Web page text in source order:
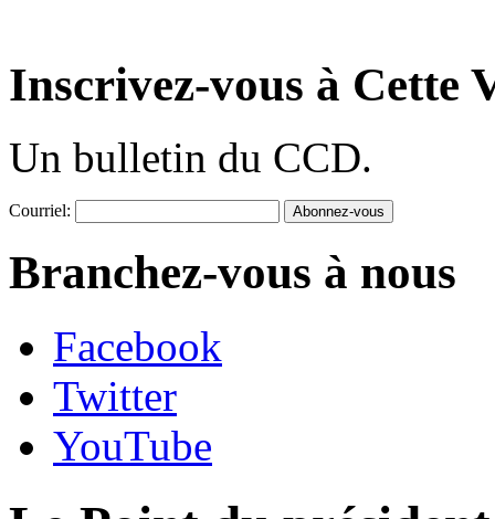
Inscrivez-vous à Cette
Un bulletin du CCD.
Courriel:
Branchez-vous à nous
Facebook
Twitter
YouTube